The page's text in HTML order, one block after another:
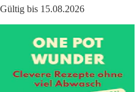
Gültig bis 15.08.2026